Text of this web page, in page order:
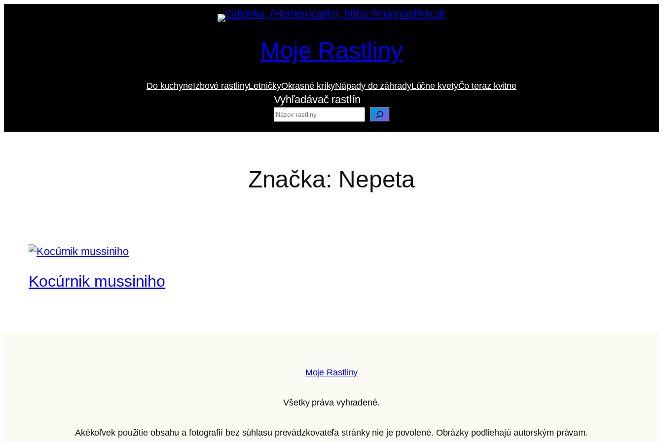
Moje Rastliny
Do kuchyneIzbové rastlinyLetničkyOkrasné kríkyNápady do záhradyLúčne kvetyČo teraz kvitne
Vyhľadávač rastlín
Značka: Nepeta
Kocúrnik mussiniho
Moje Rastliny
Všetky práva vyhradené.
Akékoľvek použitie obsahu a fotografií bez súhlasu prevádzkovateľa stránky nie je povolené. Obrázky podliehajú autorským právam.